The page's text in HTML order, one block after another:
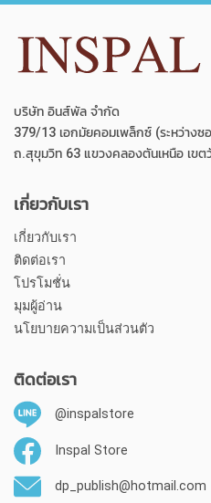
บริษัท อินส์พัล จำกัด
379/13 เอกมัยคอมเพล็กซ์ (ระหว่างซ
ถ.สุขุมวิท 63 แขวงคลองตันเหนือ เข
เกี่ยวกับเรา
เกี่ยวกับเรา
ติดต่อเรา
โปรโมชั่น
มุมผู้อ่าน
นโยบายความเป็นส่วนตัว
ติดต่อเรา
@inspalstore
Inspal Store
dp_publish@hotmail.com